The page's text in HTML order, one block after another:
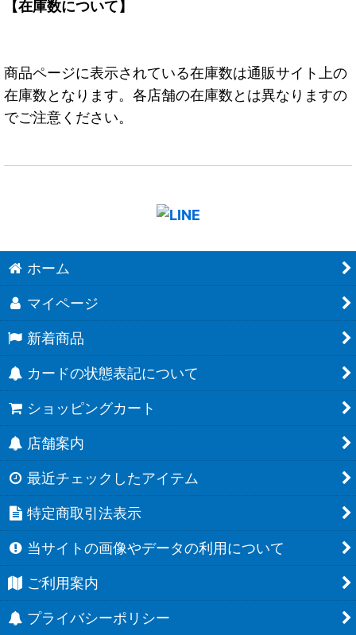
【在庫数について】
商品ページに表示されている在庫数は通販サイト上の
在庫数となります。各店舗の在庫数とは異なりますの
でご注意ください。
ホーム
マイページ
新着商品
カードの状態表記について
ショッピングカート
店舗案内
最近チェックしたアイテム
特定商取引法表示
当サイトの画像やデータの利用について
ご利用案内
プライバシーポリシー